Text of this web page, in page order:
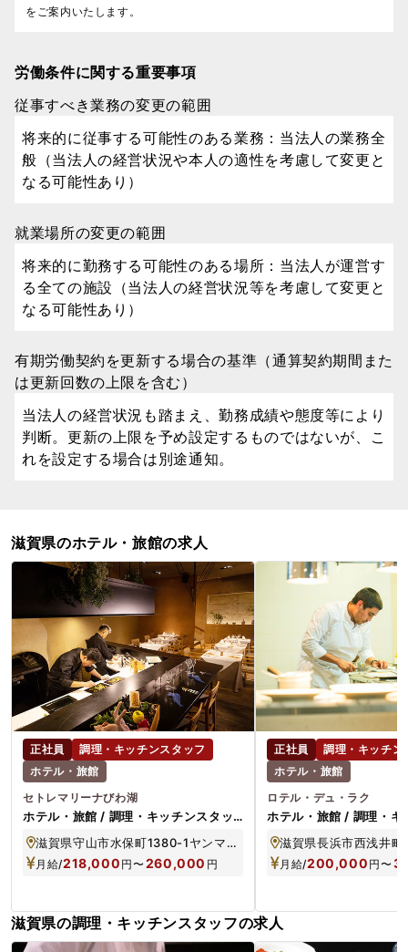
をご案内いたします。
労働条件に関する重要事項
従事すべき業務の変更の範囲
将来的に従事する可能性のある業務：当法人の業務全
般（当法人の経営状況や本人の適性を考慮して変更と
なる可能性あり）
就業場所の変更の範囲
将来的に勤務する可能性のある場所：当法人が運営す
る全ての施設（当法人の経営状況等を考慮して変更と
なる可能性あり）
有期労働契約を更新する場合の基準（通算契約期間また
は更新回数の上限を含む）
当法人の経営状況も踏まえ、勤務成績や態度等により
判断。更新の上限を予め設定するものではないが、こ
れを設定する場合は別途通知。
滋賀県のホテル・旅館の求人
正社員
調理・キッチンスタッフ
ホテル・旅館
セトレマリーナびわ湖
ホテル・旅館 / 調理・キッチンスタッ
フ / 正社員
滋賀県守山市水保町1380-1ヤンマーマリーナ内
月給/218,000 円〜260,000 円
正社員
調理・キッチン
ホテル・旅館
ロテル・デュ・ラク
ホテル・旅館 / 調理・キ
フ / 正社員
滋賀県長浜市西浅井
月給/200,000 円〜
滋賀県の調理・キッチンスタッフの求人